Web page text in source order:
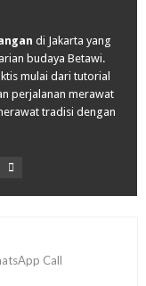
di Jakarta yang
budaya Betawi.
mulai dari tutorial
perjalanan merawat
tradisi dengan
Call